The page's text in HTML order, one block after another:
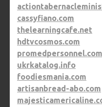
cassyfiano.com
thelearningcafe.net
hdtvcosmos.com
promedpersonnel.com
ukrkatalog.info
foodiesmania.com
artisanbread-abo.com